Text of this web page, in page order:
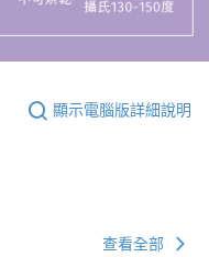
顯示電腦版詳細說明
查看全部